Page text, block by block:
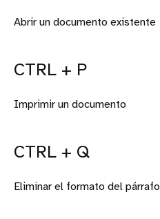
Abrir un documento existente
CTRL + P
Imprimir un documento
CTRL + Q
Eliminar el formato del párrafo